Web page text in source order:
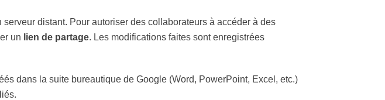
serveur distant. Pour autoriser des collaborateurs à accéder à des
un lien de partage. Les modifications faites sont enregistrées
dans la suite bureautique de Google (Word, PowerPoint, Excel, etc.)